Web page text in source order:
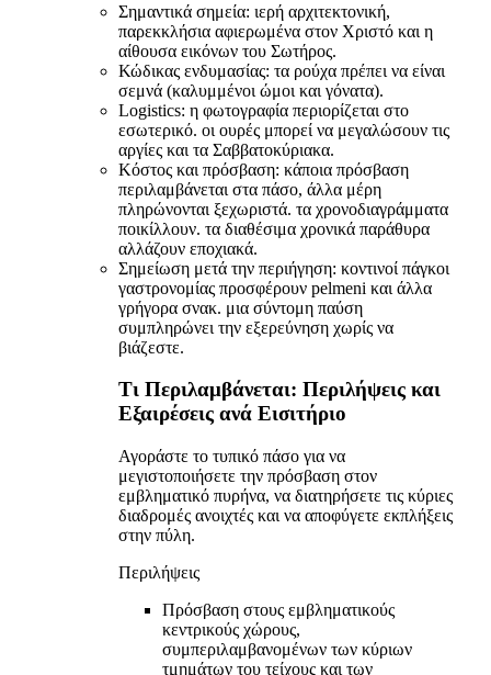
Σημαντικά σημεία: ιερή αρχιτεκτονική,
παρεκκλήσια αφιερωμένα στον Χριστό και η
αίθουσα εικόνων του Σωτήρος.
Κώδικας ενδυμασίας: τα ρούχα πρέπει να είναι
σεμνά (καλυμμένοι ώμοι και γόνατα).
Logistics: η φωτογραφία περιορίζεται στο
εσωτερικό. οι ουρές μπορεί να μεγαλώσουν τις
αργίες και τα Σαββατοκύριακα.
Κόστος και πρόσβαση: κάποια πρόσβαση
περιλαμβάνεται στα πάσο, άλλα μέρη
πληρώνονται ξεχωριστά. τα χρονοδιαγράμματα
ποικίλλουν. τα διαθέσιμα χρονικά παράθυρα
αλλάζουν εποχιακά.
Σημείωση μετά την περιήγηση: κοντινοί πάγκοι
γαστρονομίας προσφέρουν pelmeni και άλλα
γρήγορα σνακ. μια σύντομη παύση
συμπληρώνει την εξερεύνηση χωρίς να
βιάζεστε.
Τι Περιλαμβάνεται: Περιλήψεις και
Εξαιρέσεις ανά Εισιτήριο
Αγοράστε το τυπικό πάσο για να
μεγιστοποιήσετε την πρόσβαση στον
εμβληματικό πυρήνα, να διατηρήσετε τις κύριες
διαδρομές ανοιχτές και να αποφύγετε εκπλήξεις
στην πύλη.
Περιλήψεις
Πρόσβαση στους εμβληματικούς
κεντρικούς χώρους,
συμπεριλαμβανομένων των κύριων
τμημάτων του τείχους και των